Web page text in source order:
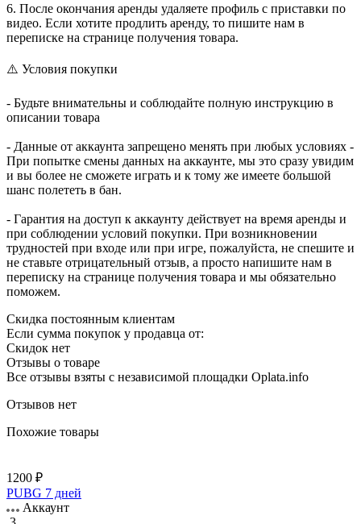
6. После окончания аренды удаляете профиль с приставки по
видео. Если хотите продлить аренду, то пишите нам в
переписке на странице получения товара.
⚠️ Условия покупки
- Будьте внимательны и соблюдайте полную инструкцию в
описании товара
- Данные от аккаунта запрещено менять при любых условиях -
При попытке смены данных на аккаунте, мы это сразу увидим
и вы более не сможете играть и к тому же имеете большой
шанс полететь в бан.
- Гарантия на доступ к аккаунту действует на время аренды и
при соблюдении условий покупки. При возникновении
трудностей при входе или при игре, пожалуйста, не спешите и
не ставьте отрицательный отзыв, а просто напишите нам в
переписку на странице получения товара и мы обязательно
поможем.
Скидка постоянным клиентам
Если сумма покупок у продавца от:
Скидок нет
Отзывы о товаре
Все отзывы взяты с независимой площадки Oplata.info
Отзывов нет
Похожие товары
1200 ₽
PUBG 7 дней
Аккаунт